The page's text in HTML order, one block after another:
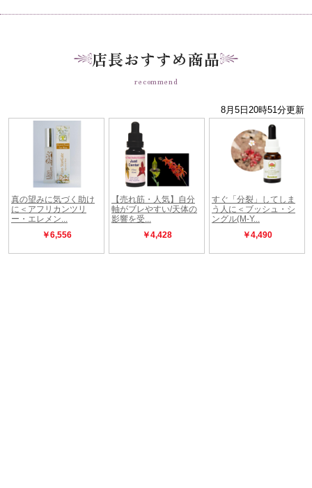
店長おすすめ商品
recommend